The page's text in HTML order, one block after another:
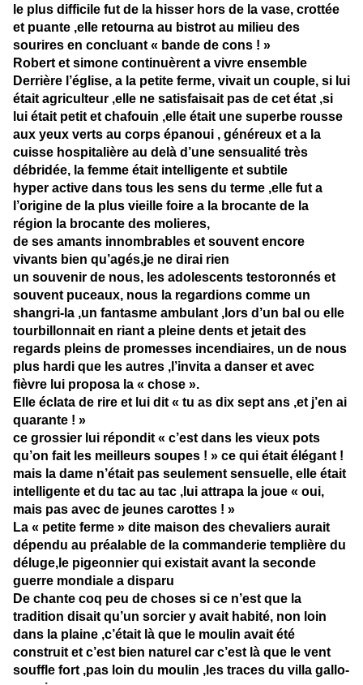
le plus difficile fut de la hisser hors de la vase, crottée
et puante ,elle retourna au bistrot au milieu des
sourires en concluant « bande de cons ! »
Robert et simone continuèrent a vivre ensemble
Derrière l’église, a la petite ferme, vivait un couple, si lui
était agriculteur ,elle ne satisfaisait pas de cet état ,si
lui était petit et chafouin ,elle était une superbe rousse
aux yeux verts au corps épanoui , généreux et a la
cuisse hospitalière au delà d’une sensualité très
débridée, la femme était intelligente et subtile
hyper active dans tous les sens du terme ,elle fut a
l’origine de la plus vieille foire a la brocante de la
région la brocante des molieres,
de ses amants innombrables et souvent encore
vivants bien qu’agés,je ne dirai rien
un souvenir de nous, les adolescents testoronnés et
souvent puceaux, nous la regardions comme un
shangri-la ,un fantasme ambulant ,lors d’un bal ou elle
tourbillonnait en riant a pleine dents et jetait des
regards pleins de promesses incendiaires, un de nous
plus hardi que les autres ,l’invita a danser et avec
fièvre lui proposa la « chose ».
Elle éclata de rire et lui dit « tu as dix sept ans ,et j’en ai
quarante ! »
ce grossier lui répondit « c’est dans les vieux pots
qu’on fait les meilleurs soupes ! » ce qui était élégant !
mais la dame n’était pas seulement sensuelle, elle était
intelligente et du tac au tac ,lui attrapa la joue « oui,
mais pas avec de jeunes carottes ! »
La « petite ferme » dite maison des chevaliers aurait
dépendu au préalable de la commanderie templière du
déluge,le pigeonnier qui existait avant la seconde
guerre mondiale a disparu
De chante coq peu de choses si ce n’est que la
tradition disait qu’un sorcier y avait habité, non loin
dans la plaine ,c’était là que le moulin avait été
construit et c’est bien naturel car c’est là que le vent
souffle fort ,pas loin du moulin ,les traces du villa gallo-